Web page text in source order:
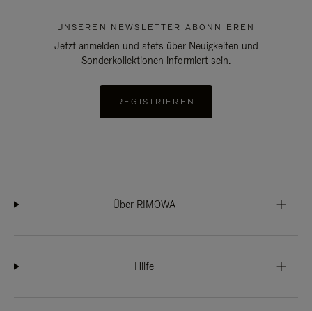
UNSEREN NEWSLETTER ABONNIEREN
Jetzt anmelden und stets über Neuigkeiten und
Sonderkollektionen informiert sein.
REGISTRIEREN
Über RIMOWA
Hilfe